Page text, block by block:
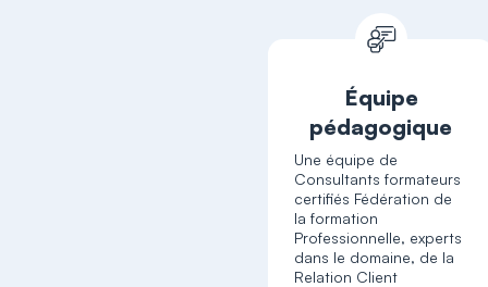
Équipe
pédagogique
Une équipe de
Consultants formateurs
certifiés Fédération de
la formation
Professionnelle, experts
dans le domaine, de la
Relation Client